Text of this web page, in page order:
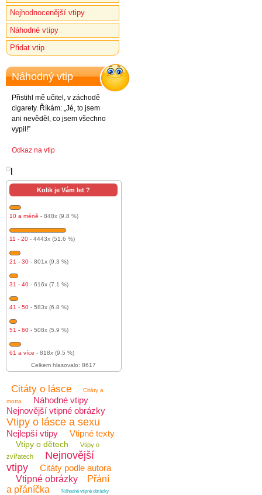
Nejhodnocenější vtipy
Náhodné vtipy
Přidat vtip
Náhodný vtip
Přistihl mě učitel, v záchodě
cigarety. Říkám: „Jé, to jsem
ani nevěděl, co jsem všechno
vypil!”
Odkaz na vtip
Kolik je Vám let ?
10 a méně - 848x (9.8 %)
11 - 20 - 4443x (51.6 %)
21 - 30 - 801x (9.3 %)
31 - 40 - 616x (7.1 %)
41 - 50 - 583x (6.8 %)
51 - 60 - 508x (5.9 %)
61 a více - 818x (9.5 %)
Celkem hlasovalo: 8617
Citáty o lásce
Citáty a
motta
Náhodné vtipy
Nejnovější vtipné obrázky
Vtipy o lásce a sexu
Nejlepší vtipy Vtipné texty
Vtipy o dětech
Vtipy o
zvířatech
Nejnovější
vtipy
Citáty podle autora
Vtipné obrázky
Přání
a přáníčka
Náhodné vtipné obrázky